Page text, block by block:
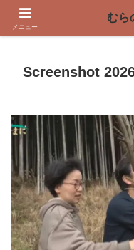
〜奈良
Screenshot
メニュー
むら